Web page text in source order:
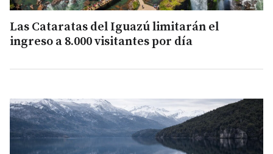
Las Cataratas del Iguazú limitarán el
ingreso a 8.000 visitantes por día